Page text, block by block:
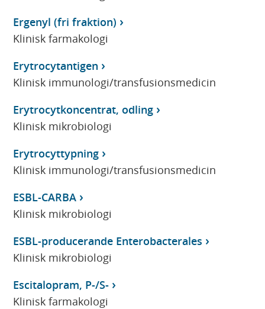
Ergenyl (fri fraktion)
Klinisk farmakologi
Erytrocytantigen
Klinisk immunologi/transfusionsmedicin
Erytrocytkoncentrat, odling
Klinisk mikrobiologi
Erytrocyttypning
Klinisk immunologi/transfusionsmedicin
ESBL-CARBA
Klinisk mikrobiologi
ESBL-producerande Enterobacterales
Klinisk mikrobiologi
Escitalopram, P-/S-
Klinisk farmakologi